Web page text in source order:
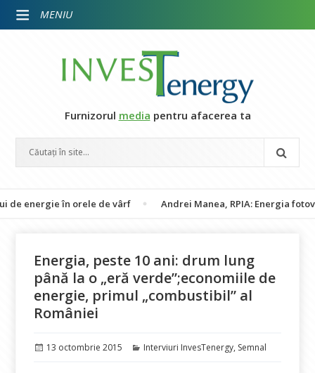
Furnizorul media pentru afacerea ta
în orele de vârf Andrei Manea, RPIA: Energia fotovoltaică
Energia, peste 10 ani: drum lung
până la o „eră verde”;economiile de
energie, primul „combustibil” al
României
Publicat
13 octombrie 2015 Categorii
Interviuri InvesTenergy, Semnal
MENIU